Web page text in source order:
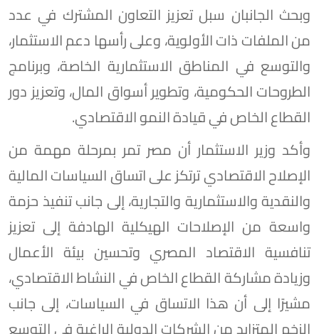
وبحث الجانبان سبل تعزيز التعاون المشترك في عدد
من الملفات ذات الأولوية، وعلى رأسها دعم الاستثمار،
والتوسع في المناطق الاستثمارية الخاصة، وبرنامج
الطروحات الحكومية، وتطوير أسواق المال، وتعزيز دور
القطاع الخاص في قيادة النمو الاقتصادي.
وأكد وزير الاستثمار أن مصر تمر بمرحلة مهمة من
الإصلاح الاقتصادي ترتكز على اتساق السياسات المالية
والنقدية والاستثمارية والتجارية، إلى جانب تنفيذ حزمة
واسعة من الإصلاحات الهيكلية الهادفة إلى تعزيز
تنافسية الاقتصاد المصري وتحسين بيئة الأعمال
وزيادة مشاركة القطاع الخاص في النشاط الاقتصادي،
مشيرًا إلى أن هذا الاتساق في السياسات، إلى جانب
الزخم المتزايد من الشركات الدولية الراغبة في التوسع